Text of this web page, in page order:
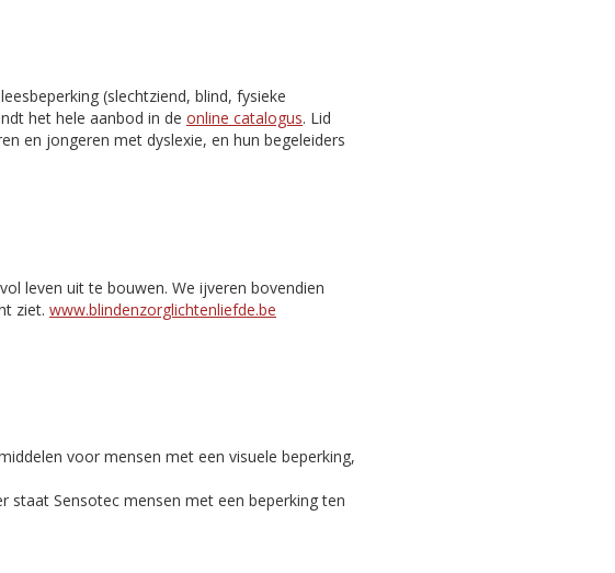
(slechtziend, blind, fysieke
het hele aanbod in de online catalogus. Lid
en jongeren met dyslexie, en hun begeleiders
leven uit te bouwen. We ijveren bovendien
ziet. www.blindenzorglichtenliefde.be
voor mensen met een visuele beperking,
staat Sensotec mensen met een beperking ten